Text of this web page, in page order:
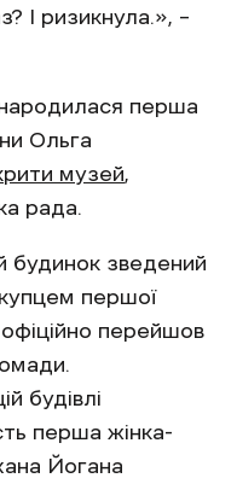
І ризикнула.», –
перша
Ольга
музей,
рада.
будинок зведений
першої
перейшов
будівлі
перша жінка-
Йогана